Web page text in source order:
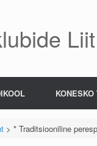
Liit
> * Traditsiooniline